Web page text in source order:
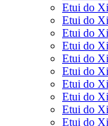
Etui do
Etui do
Etui do
Etui do
Etui do
Etui do
Etui do
Etui do
Etui do
Etui do